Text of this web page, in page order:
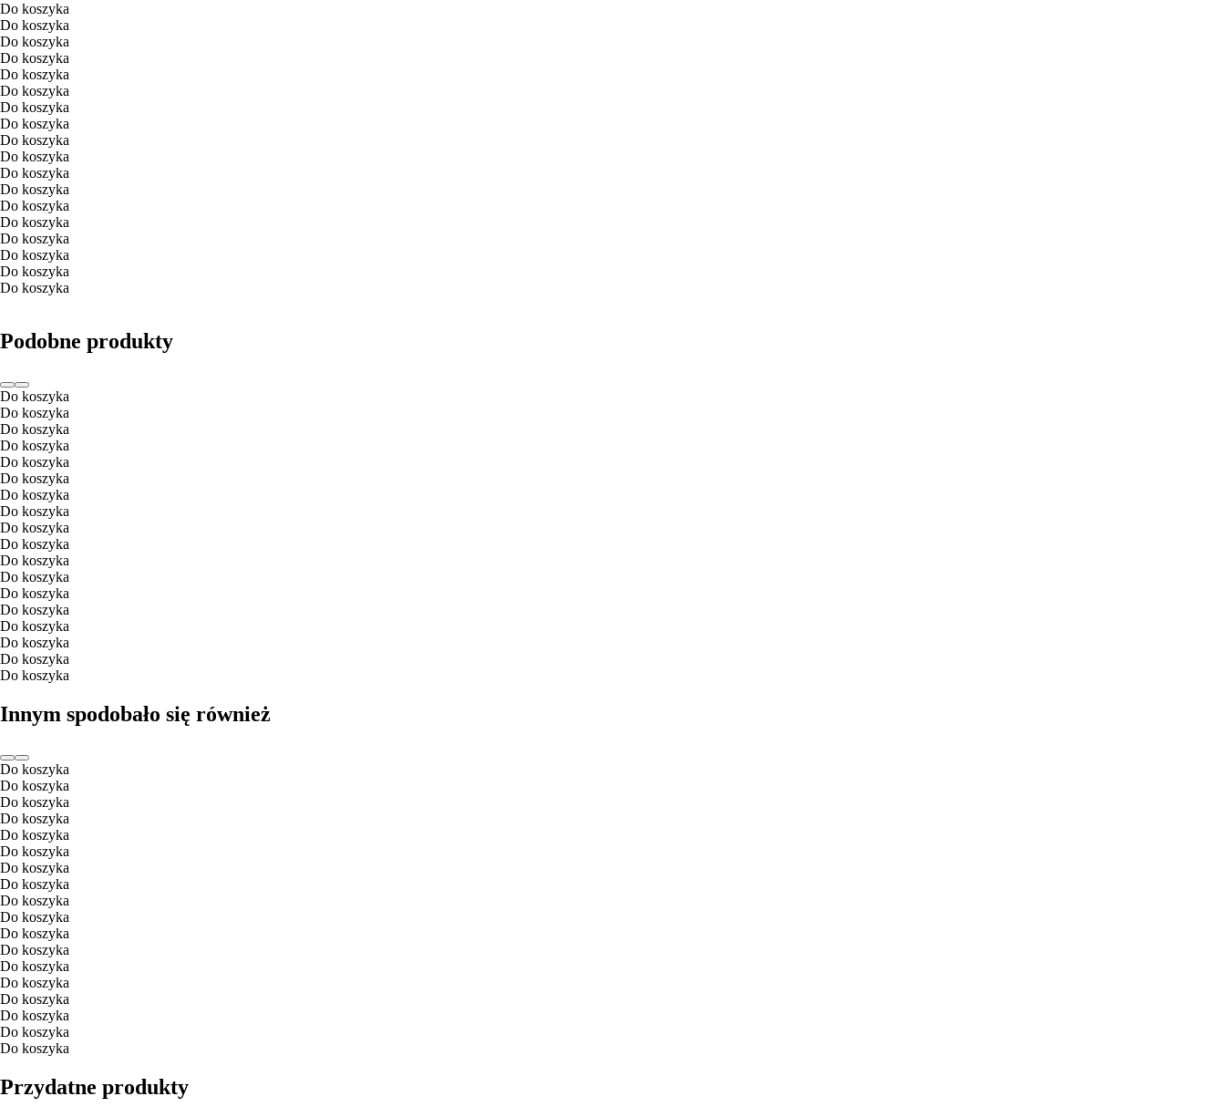
Do koszyka
Do koszyka
Do koszyka
Do koszyka
Do koszyka
Do koszyka
Do koszyka
Do koszyka
Do koszyka
Do koszyka
Do koszyka
Do koszyka
Do koszyka
Do koszyka
Do koszyka
Do koszyka
Do koszyka
Do koszyka
Podobne produkty
Do koszyka
Do koszyka
Do koszyka
Do koszyka
Do koszyka
Do koszyka
Do koszyka
Do koszyka
Do koszyka
Do koszyka
Do koszyka
Do koszyka
Do koszyka
Do koszyka
Do koszyka
Do koszyka
Do koszyka
Do koszyka
Innym spodobało się również
Do koszyka
Do koszyka
Do koszyka
Do koszyka
Do koszyka
Do koszyka
Do koszyka
Do koszyka
Do koszyka
Do koszyka
Do koszyka
Do koszyka
Do koszyka
Do koszyka
Do koszyka
Do koszyka
Do koszyka
Do koszyka
Przydatne produkty